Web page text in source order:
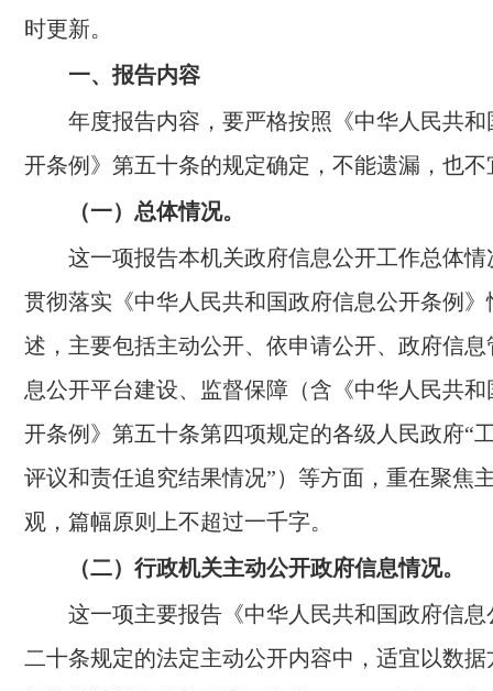
时更新。
一、报告内容
年度报告内容，要严格按照《中华人民共
开条例》第五十条的规定确定，不能遗漏，也不
（一）总体情况。
这一项报告本机关政府信息公开工作总体
贯彻落实《中华人民共和国政府信息公开条例》
述，主要包括主动公开、依申请公开、政府信
息公开平台建设、监督保障（含《中华人民共
开条例》第五十条第四项规定的各级人民政府“
评议和责任追究结果情况”）等方面，重在聚焦
观，篇幅原则上不超过一千字。
（二）行政机关主动公开政府信息情况。
这一项主要报告《中华人民共和国政府信
二十条规定的法定主动公开内容中，适宜以数